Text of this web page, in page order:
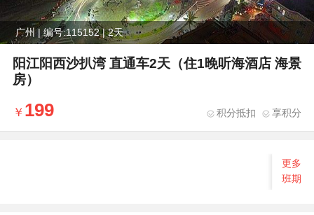
广州 | 编号:115152 | 2天
阳江阳西沙扒湾 直通车2天（住1晚听海酒店 海景
房）
199 积分抵扣 享积分
更多
班期